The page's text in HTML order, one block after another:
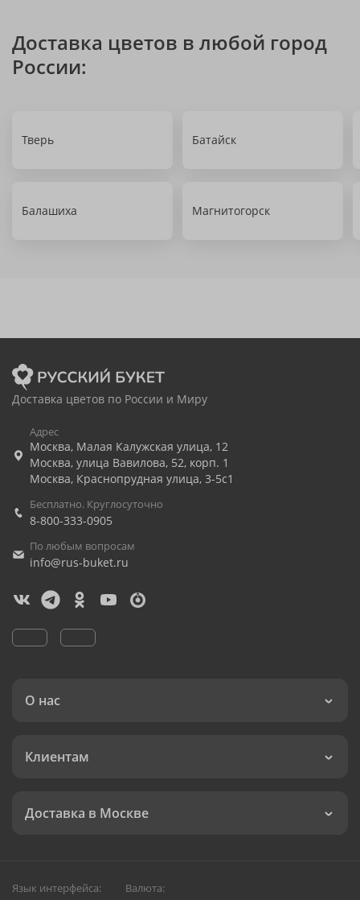
Доставка цветов в любой город
России:
Тверь Батайск
Балашиха Магнитогорск
Доставка цветов по России и Миру
Адрес
Москва, Малая Калужская улица, 12
Москва, улица Вавилова, 52, корп. 1
Москва, Краснопрудная улица, 3-5с1
Бесплатно. Круглосуточно
8-800-333-0905
По любым вопросам
info@rus-buket.ru
О нас
Клиентам
Доставка в Москве
Язык интерфейса: Валюта: